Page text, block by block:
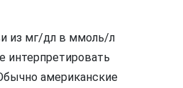
из мг/дл в ммоль/л
интерпретировать
американские